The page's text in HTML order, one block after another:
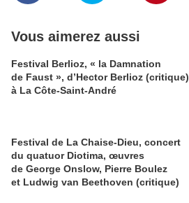
Vous aimerez aussi
Festival Berlioz, « la Damnation
de Faust », d’Hector Berlioz (critique)
à La Côte‑Saint‑André
Festival de La Chaise-Dieu, concert
du quatuor Diotima, œuvres
de George Onslow, Pierre Boulez
et Ludwig van Beethoven (critique)